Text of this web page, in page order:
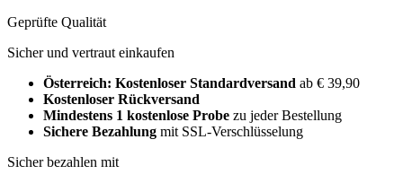
Geprüfte Qualität
Sicher und vertraut einkaufen
Österreich: Kostenloser Standardversand ab € 39,90
Kostenloser Rückversand
Mindestens 1 kostenlose Probe zu jeder Bestellung
Sichere Bezahlung mit SSL-Verschlüsselung
Sicher bezahlen mit